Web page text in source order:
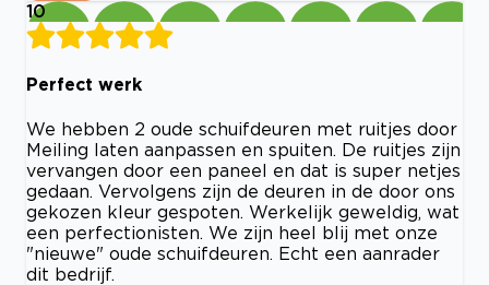
10
Perfect werk
We hebben 2 oude schuifdeuren met ruitjes door
Meiling laten aanpassen en spuiten. De ruitjes zijn
vervangen door een paneel en dat is super netjes
gedaan. Vervolgens zijn de deuren in de door ons
gekozen kleur gespoten. Werkelijk geweldig, wat
een perfectionisten. We zijn heel blij met onze
"nieuwe" oude schuifdeuren. Echt een aanrader
dit bedrijf.